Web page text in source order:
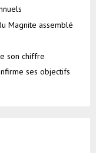
Magnite assemblé
son chiffre
ses objectifs